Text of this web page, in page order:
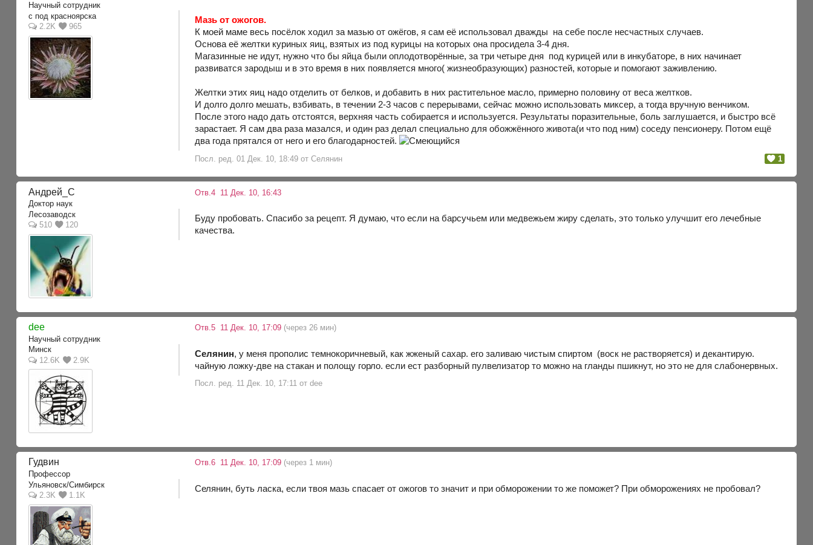
Научный сотрудник
с под красноярска
2.2K
965
Мазь от ожогов.
К моей маме весь посёлок ходил за мазью от ожёгов, я сам её использовал дважды на себе после несчастных случаев.
Основа её желтки куриных яиц, взятых из под курицы на которых она просидела 3-4 дня.
Магазинные не идут, нужно что бы яйца были оплодотворённые, за три четыре дня под курицей или в инкубаторе, в них начинает
развиватся зародыш и в это время в них появляется много( жизнеобразующих) разностей, которые и помогают заживлению.
Желтки этих яиц надо отделить от белков, и добавить в них растительное масло, примерно половину от веса желтков.
И долго долго мешать, взбивать, в течении 2-3 часов с перерывами, сейчас можно использовать миксер, а тогда вручную венчиком.
После этого надо дать отстоятся, верхняя часть собирается и используется. Результаты поразительные, боль заглушается, и быстро всё
зарастает. Я сам два раза мазался, и один раз делал специально для обожжённого живота(и что под ним) соседу пенсионеру. Потом ещё
два года прятался от него и его благодарностей.
Посл. ред. 01 Дек. 10, 18:49 от Селянин 1
Андрей_С
Доктор наук
Лесозаводск
510
120
Отв.4 11 Дек. 10, 16:43
Буду пробовать. Спасибо за рецепт. Я думаю, что если на барсучьем или медвежьем жиру сделать, это только улучшит его лечебные
качества.
dee
Научный сотрудник
Минск
12.6K
2.9K
Отв.5 11 Дек. 10, 17:09 (через 26 мин)
Селянин, у меня прополис темнокоричневый, как жженый сахар. его заливаю чистым спиртом (воск не растворяется) и декантирую.
чайную ложку-две на стакан и полощу горло. если ест разборный пулвелизатор то можно на гланды пшикнут, но это не для слабонервных.
Посл. ред. 11 Дек. 10, 17:11 от dee
Гудвин
Профессор
Ульяновск/Симбирск
2.3K
1.1K
Отв.6 11 Дек. 10, 17:09 (через 1 мин)
Селянин, буть ласка, если твоя мазь спасает от ожогов то значит и при обморожении то же поможет? При обморожениях не пробовал?